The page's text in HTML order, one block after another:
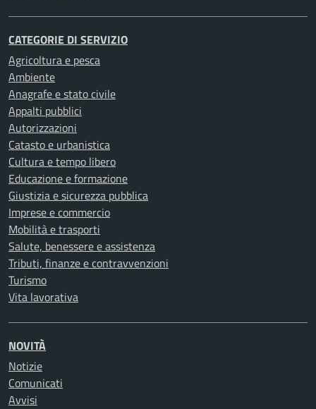
CATEGORIE DI SERVIZIO
Agricoltura e pesca
Ambiente
Anagrafe e stato civile
Appalti pubblici
Autorizzazioni
Catasto e urbanistica
Cultura e tempo libero
Educazione e formazione
Giustizia e sicurezza pubblica
Imprese e commercio
Mobilità e trasporti
Salute, benessere e assistenza
Tributi, finanze e contravvenzioni
Turismo
Vita lavorativa
NOVITÀ
Notizie
Comunicati
Avvisi